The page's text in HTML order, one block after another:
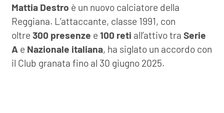
Mattia Destro è un nuovo calciatore della
Reggiana. L’attaccante, classe 1991, con
oltre 300 presenze e 100 reti all’attivo tra Serie
A e Nazionale italiana, ha siglato un accordo con
il Club granata fino al 30 giugno 2025.